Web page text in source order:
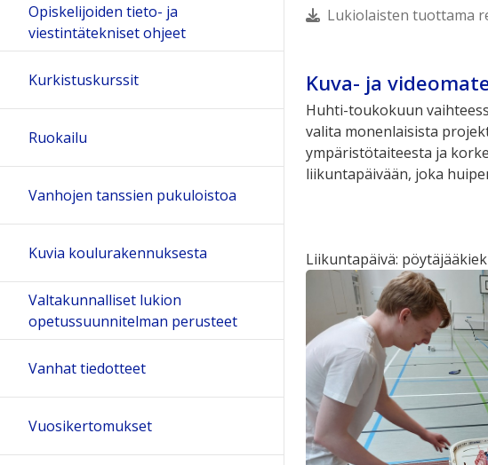
Lukiolaisten tuottama
Kuva- ja
Huhti-toukokuun
valita monenlaisista
ympäristötaiteesta ja
liikuntapäivään, joka
Liikuntapäivä:
Opiskelijoiden tieto- ja
viestintätekniset ohjeet
Kurkistuskurssit
Ruokailu
Vanhojen tanssien pukuloistoa
Kuvia koulurakennuksesta
Valtakunnalliset lukion
opetussuunnitelman perusteet
Vanhat tiedotteet
Vuosikertomukset